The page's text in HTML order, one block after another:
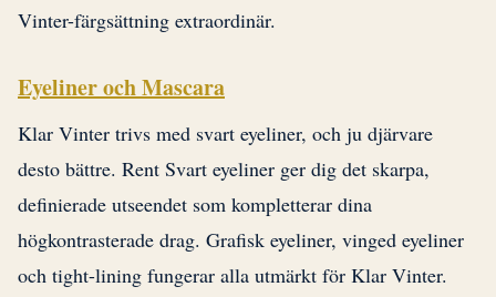
Vinter-färgsättning extraordinär.
Eyeliner och Mascara
Klar Vinter trivs med svart eyeliner, och ju djärvare
desto bättre. Rent Svart eyeliner ger dig det skarpa,
definierade utseendet som kompletterar dina
högkontrasterade drag. Grafisk eyeliner, vinged eyeliner
och tight-lining fungerar alla utmärkt för Klar Vinter.